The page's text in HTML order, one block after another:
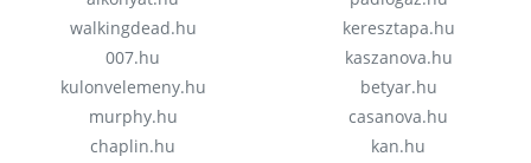
walkingdead.hu
007.hu
kulonvelemeny.hu
murphy.hu
chaplin.hu
keresztapa.hu
kaszanova.hu
betyar.hu
casanova.hu
kan.hu